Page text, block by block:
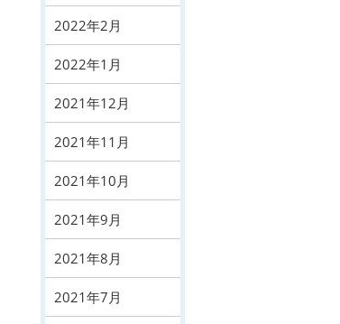
2022年2月
2022年1月
2021年12月
2021年11月
2021年10月
2021年9月
2021年8月
2021年7月